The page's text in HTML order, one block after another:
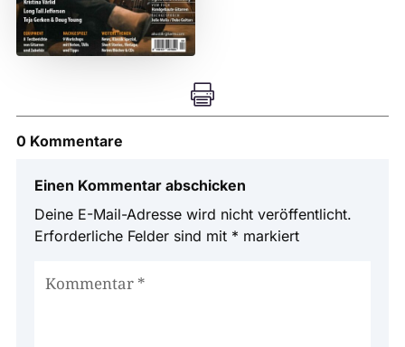

0 Kommentare
Einen Kommentar abschicken
Deine E-Mail-Adresse wird nicht veröffentlicht.
Erforderliche Felder sind mit * markiert